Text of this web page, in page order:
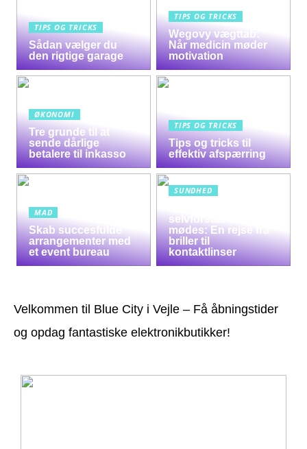
TIPS OG TRICKS
Sådan vælger du
den rigtige garage
TIPS OG TRICKS
Wegovy vægttab:
Når medicin møder
motivation
ØKONOMI
Tre grunde til at
sende dårlige
betalere til inkasso
TIPS OG TRICKS
Tips og tricks til
effektiv afspærring
MAD
Skab succesfulde
arrangementer med
et event bureau
SUNDHED
selvforståelse
mødes: En rejse fra
briller til
kontaktlinser
Velkommen til Blue City i Vejle – Få åbningstider
og opdag fantastiske elektronikbutikker!